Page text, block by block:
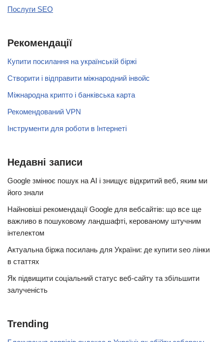
Послуги SEO
Рекомендації
Купити посилання на українській біржі
Створити і відправити міжнародний інвойс
Міжнародна крипто і банківська карта
Рекомендований VPN
Інструменти для роботи в Інтернеті
Недавні записи
Google змінює пошук на AI і знищує відкритий веб, яким ми
його знали
Найновіші рекомендації Google для вебсайтів: що все ще
важливо в пошуковому ландшафті, керованому штучним
інтелектом
Актуальна біржа посилань для України: де купити seo лінки
в статтях
Як підвищити соціальний статус веб-сайту та збільшити
залученість
Trending